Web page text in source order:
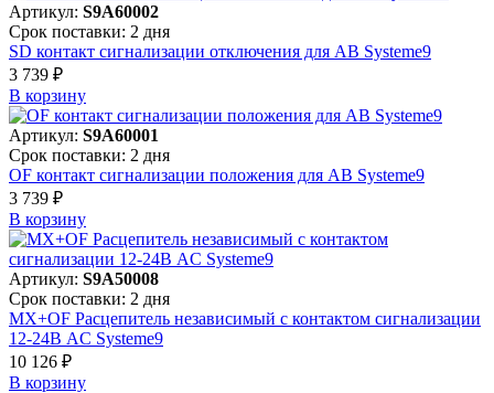
Артикул: S9A60002
Срок поставки: 2 дня
SD контакт сигнализации отключения для АВ Systeme9
3 739 ₽
В корзинy
Артикул: S9A60001
Срок поставки: 2 дня
OF контакт сигнализации положения для АВ Systeme9
3 739 ₽
В корзинy
Артикул: S9A50008
Срок поставки: 2 дня
MX+OF Расцепитель независимый с контактом сигнализации
12-24В AC Systeme9
10 126 ₽
В корзинy